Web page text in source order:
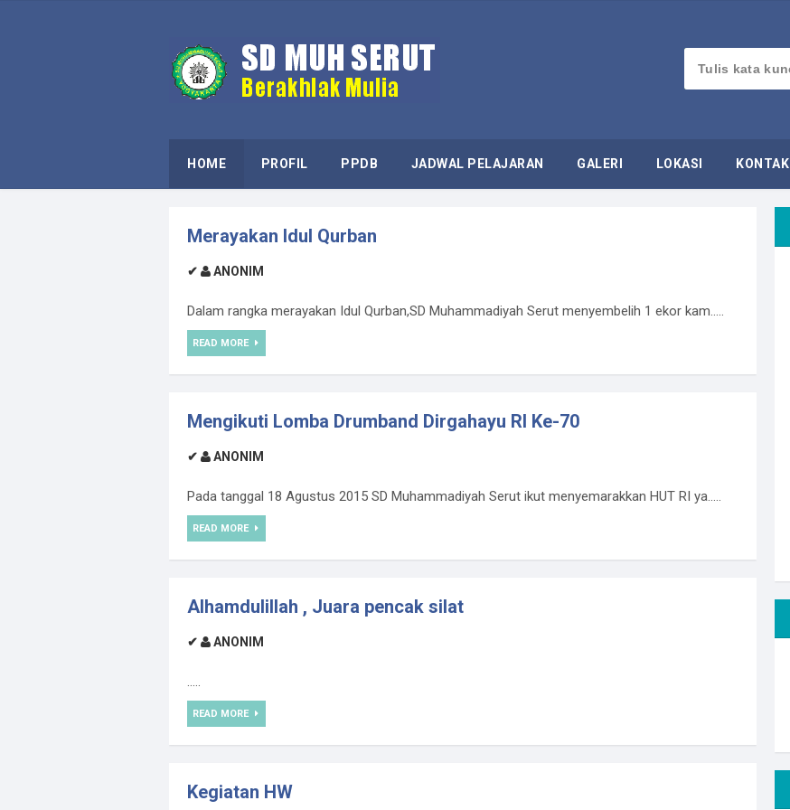
HOME PROFIL PPDB JADWAL PELAJARAN GALERI LOKASI KONTAK
Merayakan Idul Qurban
✔ ANONIM
Dalam rangka merayakan Idul Qurban,SD Muhammadiyah Serut menyembelih 1 ekor kam.....
READ MORE
Mengikuti Lomba Drumband Dirgahayu RI Ke-70
✔ ANONIM
Pada tanggal 18 Agustus 2015 SD Muhammadiyah Serut ikut menyemarakkan HUT RI ya.....
READ MORE
Alhamdulillah , Juara pencak silat
✔ ANONIM
.....
READ MORE
Kegiatan HW